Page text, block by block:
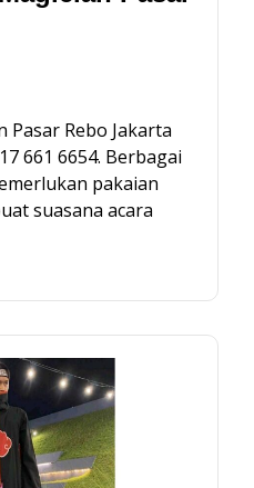
Pasar Rebo Jakarta
661 6654. Berbagai
pakaian
suasana acara